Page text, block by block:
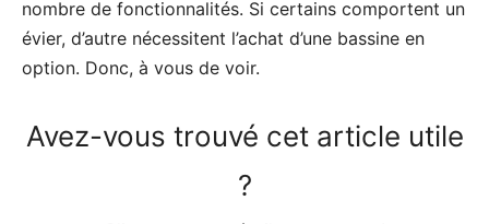
nombre de fonctionnalités. Si certains comportent un
évier, d’autre nécessitent l’achat d’une bassine en
option. Donc, à vous de voir.
Avez-vous trouvé cet article utile
?